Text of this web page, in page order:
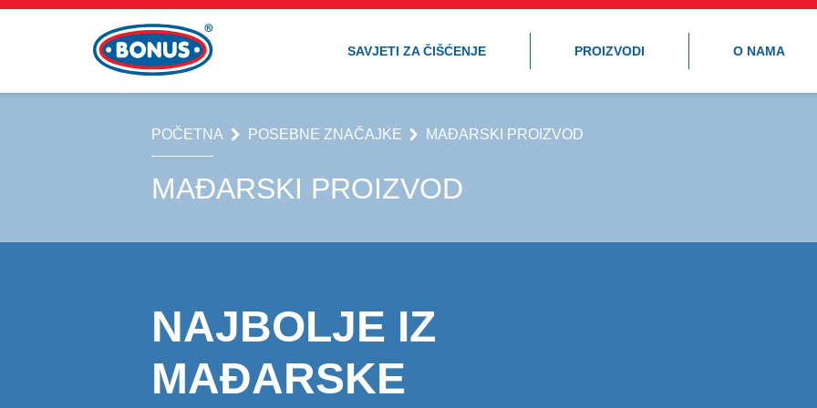
SAVJETI ZA ČIŠĆENJE PROIZVODI O NAMA
POČETNA POSEBNE ZNAČAJKE MAĐARSKI PROIZVOD
MAĐARSKI PROIZVOD
NAJBOLJE IZ
MAĐARSKE